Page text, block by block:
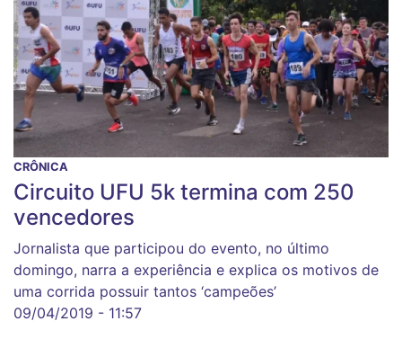
CRÔNICA
Circuito UFU 5k termina com 250
vencedores
Jornalista que participou do evento, no último
domingo, narra a experiência e explica os motivos de
uma corrida possuir tantos ‘campeões’
09/04/2019 - 11:57